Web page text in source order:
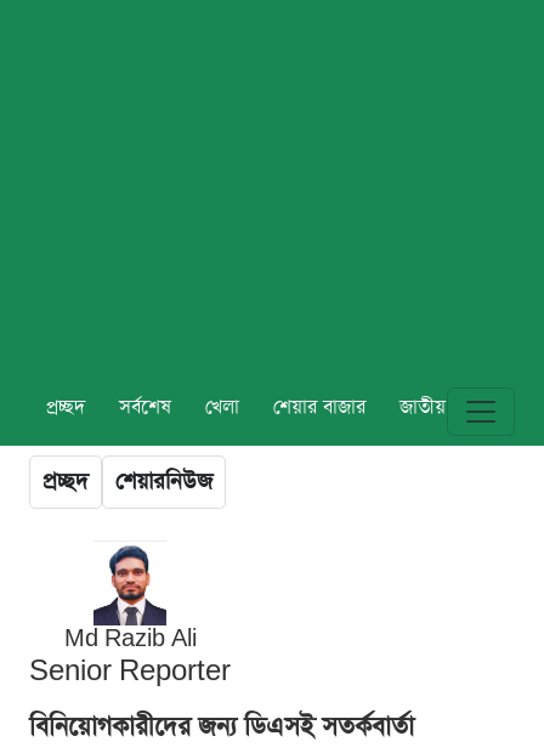
প্রচ্ছদ সর্বশেষ খেলা শেয়ার বাজার জাতীয় বিশ্ব
প্রচ্ছদ শেয়ারনিউজ
Md Razib Ali
Senior Reporter
বিনিয়োগকারীদের জন্য ডিএসই সতর্কবার্তা